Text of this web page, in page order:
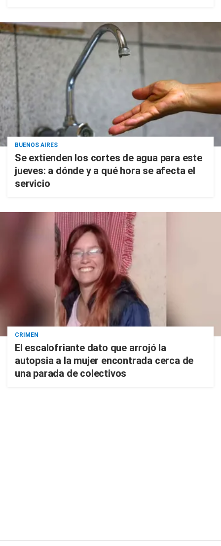
BUENOS AIRES
Se extienden los cortes de agua para este
jueves: a dónde y a qué hora se afecta el
servicio
CRIMEN
El escalofriante dato que arrojó la
autopsia a la mujer encontrada cerca de
una parada de colectivos